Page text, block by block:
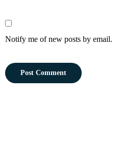
Notify me of new posts by email.